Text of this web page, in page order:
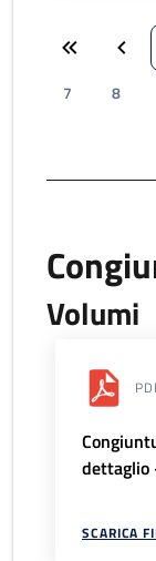
7
8
Volumi
dettaglio
SCARICA